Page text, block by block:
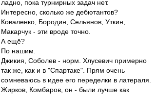
ладно, пока турнирных задач нет.
Интересно, сколько же дебютантов?
Коваленко, Бородин, Сельянов, Уткин,
Макарчук - эти вроде точно.
А ещё?
По нашим.
Джикия, Соболев - норм. Хлусевич примерно
так же, как и в "Спартаке". Прям очень
сомневаюсь в идее его переделки в латераля.
Жирков, Комбаров, он - были лучше как